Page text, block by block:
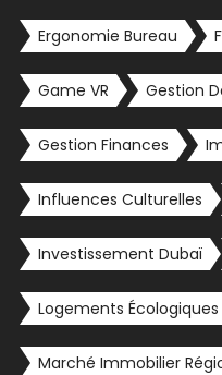
Ergonomie Bureau
Game VR Gestion
Gestion Finances
Influences Culturelles
Investissement Dubaï
Logements Écologiques
Marché Immobilier